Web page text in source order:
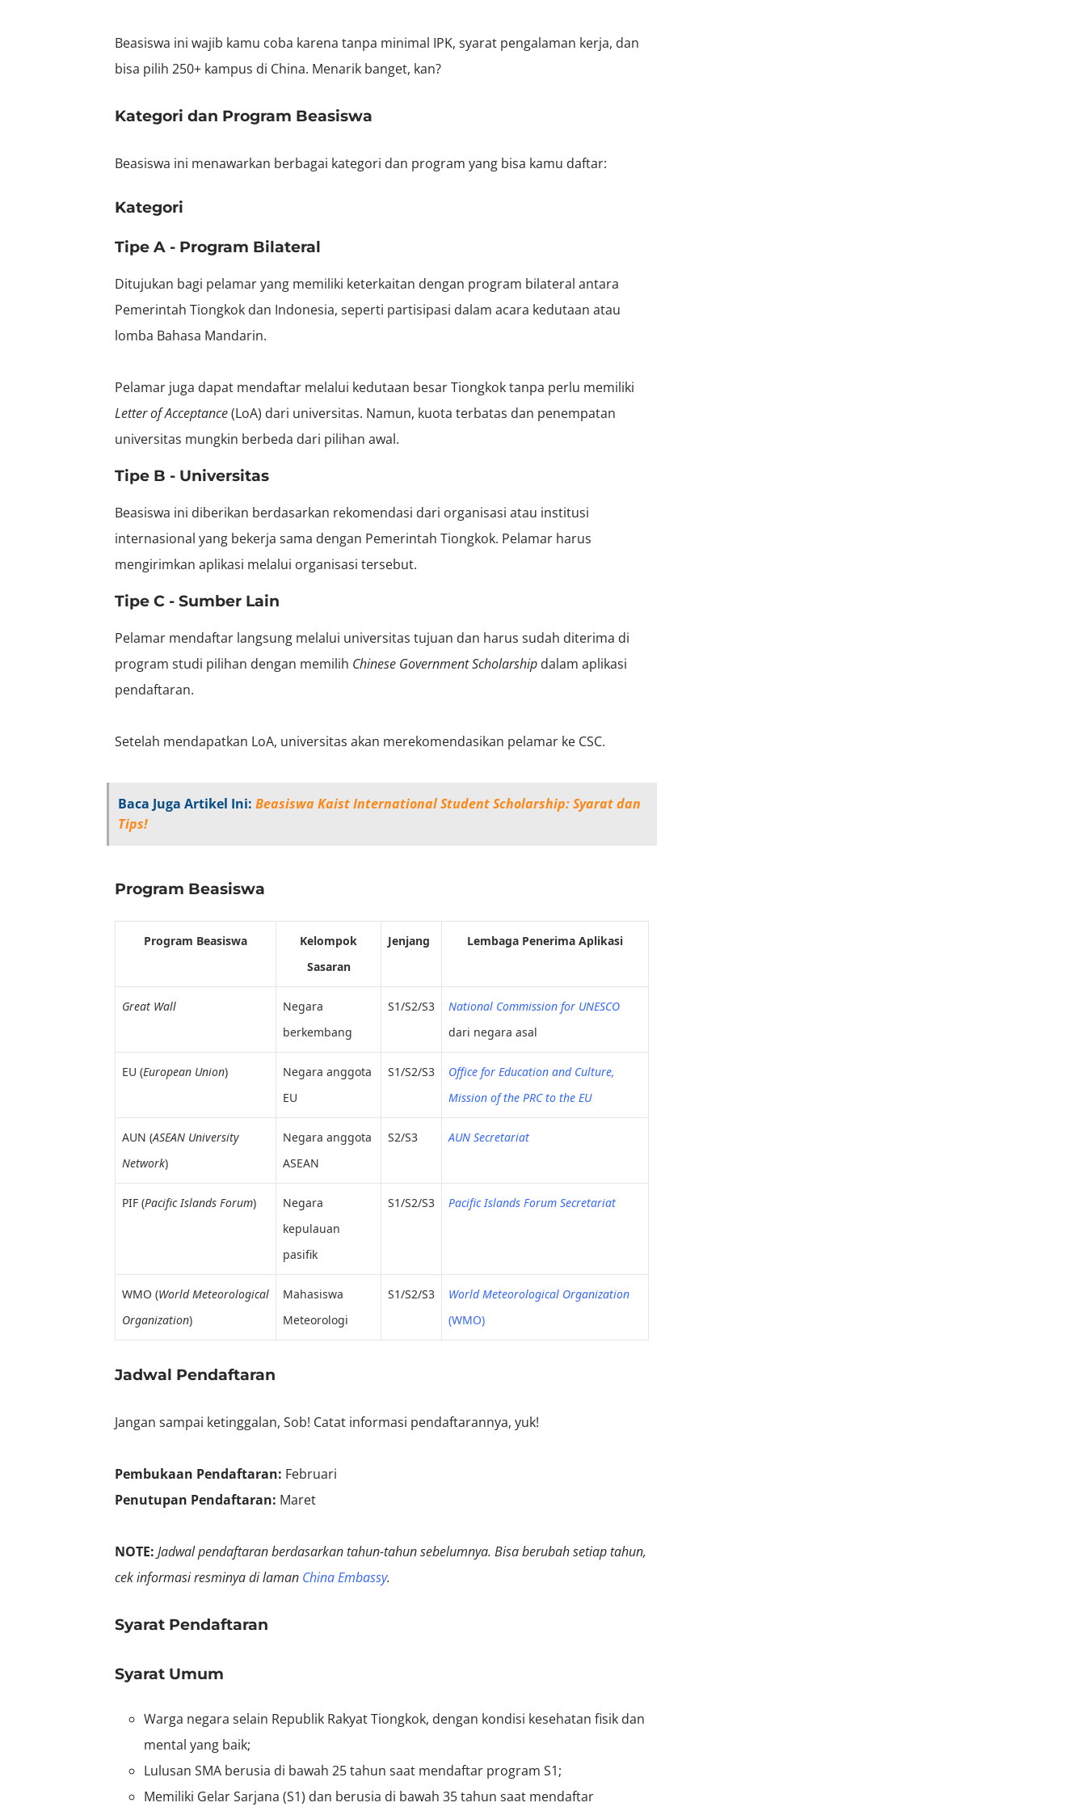
Beasiswa ini wajib kamu coba karena tanpa minimal IPK, syarat pengalaman kerja, dan
bisa pilih 250+ kampus di China. Menarik banget, kan?
Kategori dan Program Beasiswa
Beasiswa ini menawarkan berbagai kategori dan program yang bisa kamu daftar:
Kategori
Tipe A - Program Bilateral
Ditujukan bagi pelamar yang memiliki keterkaitan dengan program bilateral antara
Pemerintah Tiongkok dan Indonesia, seperti partisipasi dalam acara kedutaan atau
lomba Bahasa Mandarin.
Pelamar juga dapat mendaftar melalui kedutaan besar Tiongkok tanpa perlu memiliki
Letter of Acceptance(LoA) dari universitas. Namun, kuota terbatas dan penempatan
universitas mungkin berbeda dari pilihan awal.
Tipe B - Universitas
Beasiswa ini diberikan berdasarkan rekomendasi dari organisasi atau institusi
internasional yang bekerja sama dengan Pemerintah Tiongkok. Pelamar harus
mengirimkan aplikasi melalui organisasi tersebut.
Tipe C - Sumber Lain
Pelamar mendaftar langsung melalui universitas tujuan dan harus sudah diterima di
program studi pilihan dengan memilih Chinese Government Scholarship dalam aplikasi
pendaftaran.
Setelah mendapatkan LoA, universitas akan merekomendasikan pelamar ke CSC.
Baca Juga Artikel Ini: Beasiswa Kaist International Student Scholarship: Syarat dan
Tips!
Program Beasiswa
Program Beasiswa
Kelompok
Sasaran
Jenjang Lembaga Penerima Aplikasi
Great Wall
Negara
berkembang
S1/S2/S3
National Commission for UNESCO
dari negara asal
EU (European Union)
Negara anggota
EU
S1/S2/S3
Office for Education and Culture,
Mission of the PRC to the EU
AUN (ASEAN University
Network)
Negara anggota
ASEAN
S2/S3 AUN Secretariat
PIF (Pacific Islands Forum)
Negara
kepulauan
pasifik
S1/S2/S3 Pacific Islands Forum Secretariat
WMO (World Meteorological
Organization)
Mahasiswa
Meteorologi
S1/S2/S3
World Meteorological Organization
(WMO)
Jadwal Pendaftaran
Jangan sampai ketinggalan, Sob! Catat informasi pendaftarannya, yuk!
Pembukaan Pendaftaran: Februari
Penutupan Pendaftaran: Maret
NOTE: Jadwal pendaftaran berdasarkan tahun-tahun sebelumnya. Bisa berubah setiap tahun,
cek informasi resminya di laman China Embassy.
Syarat Pendaftaran
Syarat Umum
Warga negara selain Republik Rakyat Tiongkok, dengan kondisi kesehatan fisik dan
mental yang baik;
Lulusan SMA berusia di bawah 25 tahun saat mendaftar program S1;
Memiliki Gelar Sarjana (S1) dan berusia di bawah 35 tahun saat mendaftar